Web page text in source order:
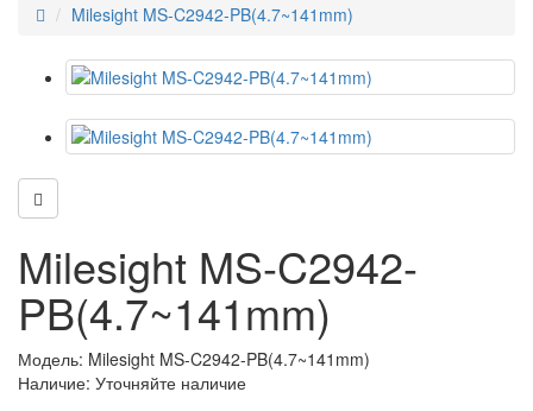
Milesight MS-C2942-PB(4.7~141mm)
Milesight MS-C2942-
PB(4.7~141mm)
Модель: Milesight MS-C2942-PB(4.7~141mm)
Наличие: Уточняйте наличие